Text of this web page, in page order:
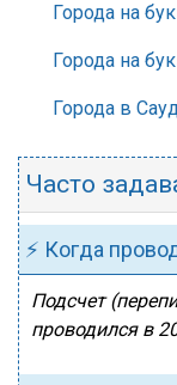
Города на
Города на
Города в
Часто
⚡ Когда
Подсчет
проводился в